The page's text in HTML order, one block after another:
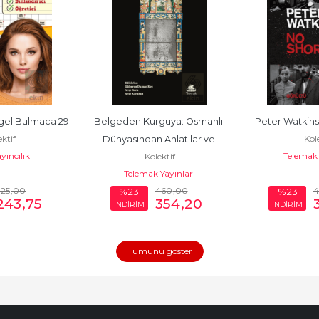
Bulmaca 29
,00
,75
Belgeden Kurguya: Osmanlı
Dünyasından Anlatılar ve
Tarihyazımı Tartışmaları
Kolektif
Telemak Yayınları
%23
İNDİRİM
460,00
354,20
Peter
Telemak
%23
İNDİRİM
Tümünü göster